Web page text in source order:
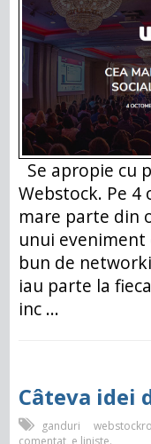
Se apropie cu
Webstock. Pe
mare parte din
unui
bun de
iau parte la
inc ...
Câteva idei
ganduri webstockro
comentat, e liniste.